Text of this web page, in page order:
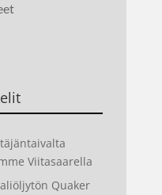
Viitasaarella
Quaker